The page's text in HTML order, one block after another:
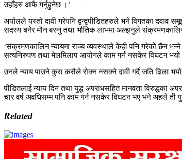
उहाँहरु आफै गर्नुहुनेछ ।’
अर्यालले यस्तो दावी गरेपनि द्वन्द्वपीडितहरुले भने विगतका दवाव
सदस्य बनेर मौन बस्नु तथा भौतिक लाभमा अल्झनुले
‘संक्रमणकालिन न्यायमा राज्य व्यवस्थाले केही पनि गरेको छैन
सत्यनिरुपण तथा मेलमिलाप आयोगले काम गर्न नसकेर विघटन भयो
उनले न्याय पाउने कुरा कसैले रोक्न नसक्ने दावी गर्दै जति ढिला
पीडितलाई न्याय दिन तथा युद्ध अपराधसहित मानवता विरुद्धका
चार वर्ष अवधिसम्म पनि काम गर्न नसकेर विघटन भए भने अहले ती
Related